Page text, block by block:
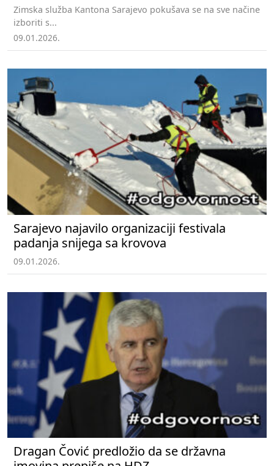
Zimska služba Kantona Sarajevo pokušava se na sve načine
izboriti s...
09.01.2026.
Sarajevo najavilo organizaciji festivala
padanja snijega sa krovova
09.01.2026.
Dragan Čović predložio da se državna